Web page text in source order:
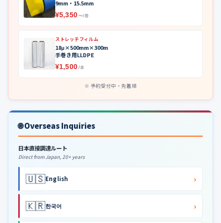
9mm・15.5mm
¥5,350 〜/巻
ストレッチフィルム
18μ×500mm×300m
手巻き用LLDPE
¥1,500 /本
予約受付中・先着順
🌐 Overseas Inquiries
日本直接調達ルート
Direct from Japan, 20+ years
🇺🇸English ›
🇰🇷한국어 ›